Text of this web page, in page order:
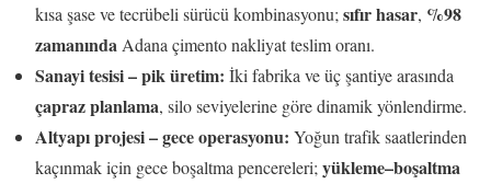
kısa şase ve tecrübeli sürücü kombinasyonu; sıfır hasar, %98
zamanında Adana çimento nakliyat teslim oranı.
Sanayi tesisi – pik üretim: İki fabrika ve üç şantiye arasında
çapraz planlama, silo seviyelerine göre dinamik yönlendirme.
Altyapı projesi – gece operasyonu: Yoğun trafik saatlerinden
kaçınmak için gece boşaltma pencereleri; yükleme–boşaltma